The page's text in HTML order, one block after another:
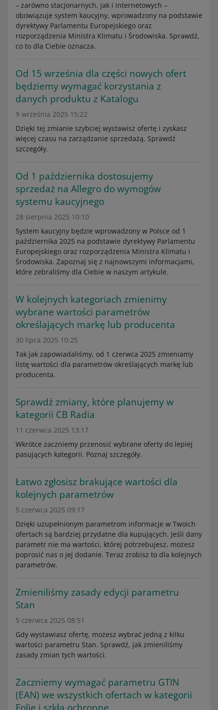
– zarówno stacjonarnych, jak i internetowych –
obowiązuje system kaucyjny, wprowadzony na podstawie
dyrektywy Parlamentu Europejskiego oraz
rozporządzenia Ministra Klimatu i Środowiska. Sprawdź,
co to dla Ciebie oznacza.
Od 15 września dla części nowych ofert
będziemy wymagać korzystania z
danych produktu z Katalogu
9 września 2025 15:22
Dzięki tej zmianie szybciej wystawisz ofertę i zyskasz
więcej czasu na zarządzanie sprzedażą. Sprawdź
szczegóły.
Od 1 października dostosujemy
sprzedaż na Allegro do wymogów
systemu kaucyjnego
28 sierpnia 2025 10:10
System kaucyjny będzie wprowadzony w Polsce od 1
października 2025 na podstawie dyrektywy Parlamentu
Europejskiego oraz rozporządzenia Ministra Klimatu i
Środowiska. Zapoznaj się z najnowszymi informacjami,
które zebraliśmy dla Ciebie w naszym artykule.
W kolejnych kategoriach zmienimy
wybrane wartości parametrów
określających markę lub producenta
30 lipca 2025 10:25
Tak jak zapowiadaliśmy, od 1 czerwca 2025 zmieniamy
listę wartości dla parametrów określających markę lub
producenta.
Sprawdź zmiany, które planujemy w
kategorii CB Radia
11 czerwca 2025 13:17
Wkrótce zaczniemy przenosić wybrane oferty do lepiej
pasujących kategorii. Poznaj szczegóły.
Łatwo zgłosisz brakujące wartości dla
kolejnych parametrów
5 czerwca 2025 09:17
Dzięki uzupełnionym parametrom informacje w Twoich
ofertach są bardziej przydatne dla kupujących. Jeśli dany
parametr nie ma wartości, której potrzebujesz, możesz
poprosić nas o jej dodanie. Teraz zrobisz to dla kolejnych
parametrów.
Zmieniliśmy zasady edycji parametru
Stan
5 czerwca 2025 08:51
Gdy wystawiasz ofertę, możesz wybrać jedną z kilku
wartości parametru Stan. Sprawdź, jak zmieniliśmy
zasady zmian tych wartości.
Zaczniemy wymagać parametru GTIN
(EAN) we wszystkich ofertach w kategorii